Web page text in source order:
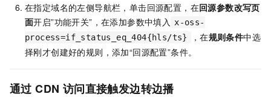
在指定域名的左侧导航栏，单击回源配置，在回源参数改写页
面开启”功能开关”，在添加参数中填入
x-oss-
process=if_status_eq_404{hls/ts}
，在规则条件中选
择刚才创建好的规则，添加“回源配置”条件。
通过 CDN 访问直接触发边转边播